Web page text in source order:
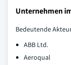
Unternehmen
Bedeutende
ABB Ltd.
Aeroqual